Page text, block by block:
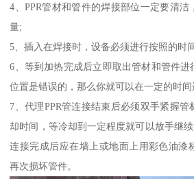
4、PPR管材和管件的焊接部位一定要清
量;
5、插入在焊接时，设备必须进行按照的时
6、等到加热完成后立即取出管材和管件
位置是错误的，那么你就可以在一定的时
7、代理PPR管连接结束后必须双手紧握
却时间，等冷却到一定程度就可以放手继
连接完成后应在墙上或地面上用彩色油漆
再次损坏管件。